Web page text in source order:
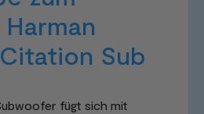
Sub
fügt sich mit